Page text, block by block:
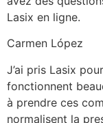
Lasix en ligne.
Carmen López
J’ai pris Lasix
fonctionnent
à prendre ces
normalisent la